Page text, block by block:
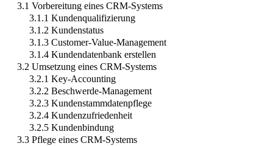
3.1 Vorbereitung eines CRM-Systems
3.1.1 Kundenqualifizierung
3.1.2 Kundenstatus
3.1.3 Customer-Value-Management
3.1.4 Kundendatenbank erstellen
3.2 Umsetzung eines CRM-Systems
3.2.1 Key-Accounting
3.2.2 Beschwerde-Management
3.2.3 Kundenstammdatenpflege
3.2.4 Kundenzufriedenheit
3.2.5 Kundenbindung
3.3 Pflege eines CRM-Systems